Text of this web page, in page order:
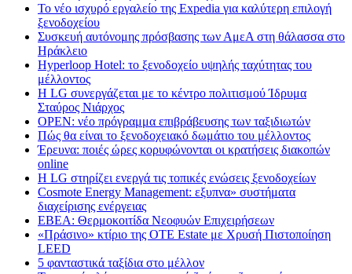
Το νέο ισχυρό εργαλείο της Expedia για καλύτερη επιλογή
ξενοδοχείου
Συσκευή αυτόνομης πρόσβασης των ΑμεΑ στη θάλασσα στο
Ηράκλειο
Hyperloop Hotel: το ξενοδοχείο υψηλής ταχύτητας του
μέλλοντος
Η LG συνεργάζεται με το κέντρο πολιτισμού Ίδρυμα
Σταύρος Νιάρχος
OPEN: νέο πρόγραμμα επιβράβευσης των ταξιδιωτών
Πώς θα είναι το ξενοδοχειακό δωμάτιο του μέλλοντος
Έρευνα: ποιές ώρες κορυφώνονται οι κρατήσεις διακοπών
online
Η LG στηρίζει ενεργά τις τοπικές ενώσεις ξενοδοχείων
Cosmote Energy Management: εξυπνα» συστήματα
διαχείρισης ενέργειας
ΕΒΕΑ: Θερμοκοιτίδα Νεοφυών Επιχειρήσεων
«Πράσινο» κτίριο της OTE Estate με Χρυσή Πιστοποίηση
LEED
5 φανταστικά ταξίδια στο μέλλον